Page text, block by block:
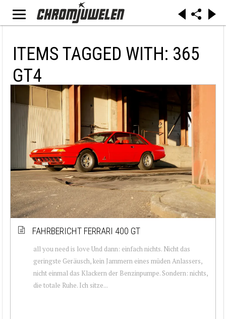
ITEMS TAGGED WITH: 365
GT4
FAHRBERICHT FERRARI 400 GT
all you need is love Und dann: einfach nichts. Nicht das
geringste Geräusch, kein Jammern eines müden Anlassers,
nicht einmal das Klackern der Benzinpumpe. Sondern: nichts,
die totale Ruhe. Ich sitze...